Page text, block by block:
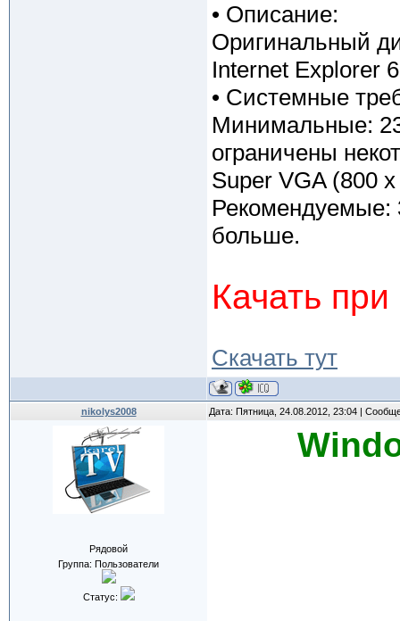
• Описание:
Оригинальный
Internet Explorer
• Системные
Минимальные:
ограничены
Super VGA (800
больше.
Качать
Cкачать тут
nikolys2008 Дата: Пятница, 24.08.2012, 23:04 |
Рядовой
Группа: Пользователи
Статус: